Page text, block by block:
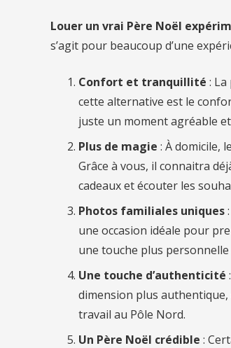
Louer un vrai Père Noël
s’agit pour beaucoup d’une
Confort et tranquillité :
cette alternative est le
juste un moment agréable
Plus de magie : À domicile,
Grâce à vous, il connaitra
cadeaux et écouter les
Photos familiales uniques
une occasion idéale pour
une touche plus
Une touche d’authenticité
dimension plus
travail au Pôle Nord.
Un Père Noël crédible :